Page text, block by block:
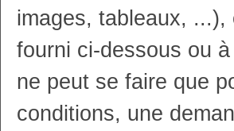
images, tableaux,
fourni ci-dessous ou
ne peut se faire que
conditions, une